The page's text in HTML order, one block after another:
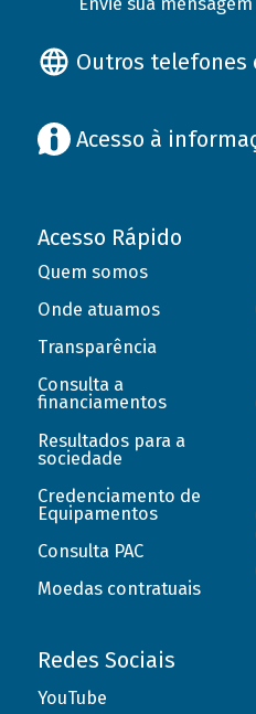
Outros telefones
Acesso à
Acesso Rápido
Quem somos
Onde atuamos
Transparência
Consulta a
financiamentos
Resultados para a
sociedade
Credenciamento de
Equipamentos
Consulta PAC
Moedas contratuais
Redes Sociais
YouTube